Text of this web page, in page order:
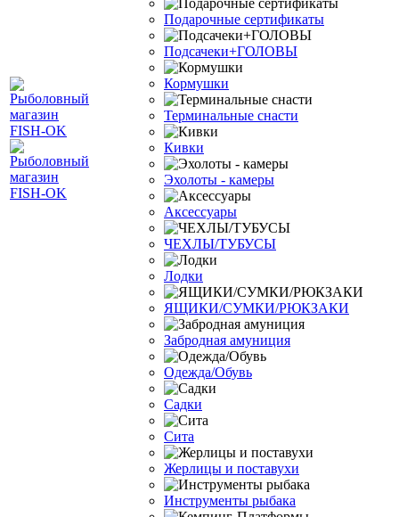
Подарочные сертификаты
Подсачеки+ГОЛОВЫ
Кормушки
Терминальные снасти
Кивки
Эхолоты - камеры
Аксессуары
ЧЕХЛЫ/ТУБУСЫ
Лодки
ЯЩИКИ/СУМКИ/РЮКЗАКИ
Забродная амуниция
Одежда/Обувь
Садки
Сита
Жерлицы и поставухи
Инструменты рыбака